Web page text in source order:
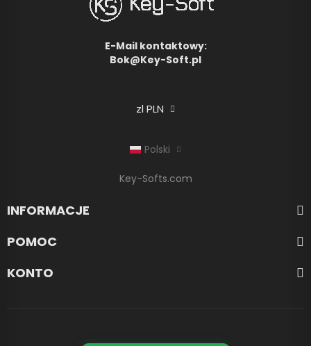
E-Mail kontaktowy:
Bok@Key-Soft.pl
zl PLN
Polski
Key-Softs.com
INFORMACJE
POMOC
KONTO